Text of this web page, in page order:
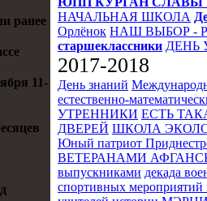
ранее
11-
НАЧАЛЬНАЯ ШКОЛА
Орлёнок НАШ ВЫБОР -
старшеклассники ДЕНЬ
2017-2018
День знаний
естественно-
УТРЕННИКИ ЕСТЬ
ДВЕРЕЙ ШКОЛА
Юный патриот
ВЕТЕРАНАМИ
выпускниками декада
спортивных мероприятий